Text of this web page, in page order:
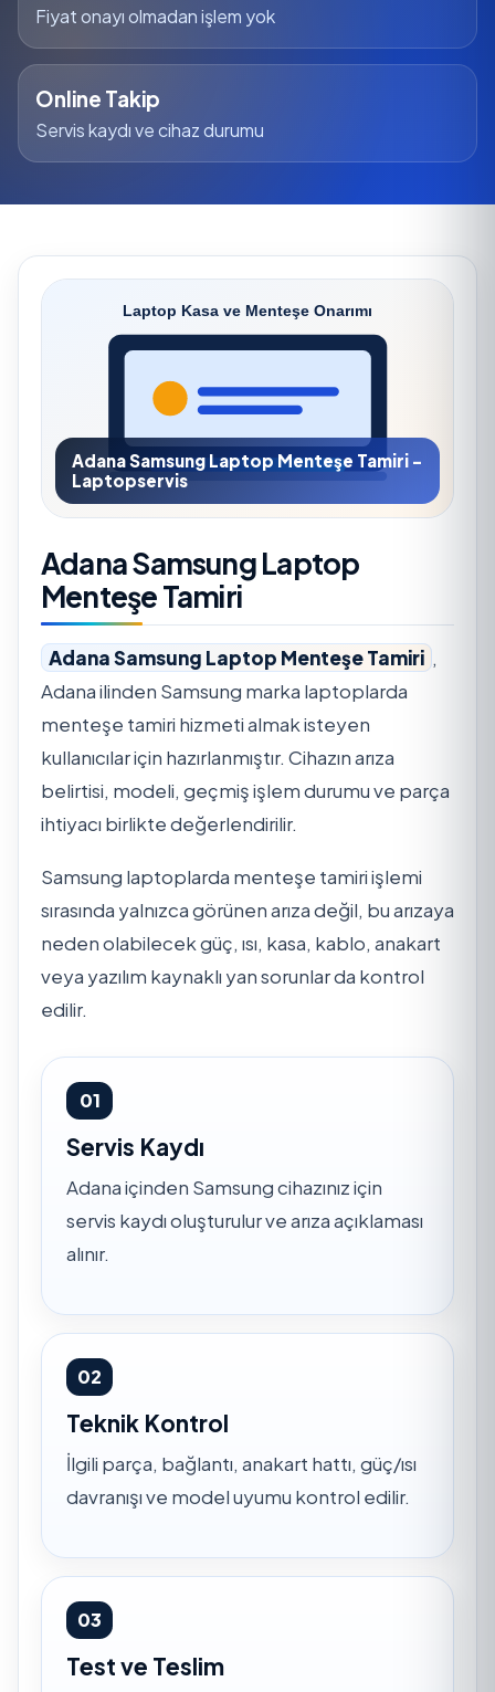
Fiyat onayı olmadan işlem yok
Online Takip
Servis kaydı ve cihaz durumu
Adana Samsung Laptop Menteşe Tamiri -
Laptopservis
Adana Samsung Laptop
Menteşe Tamiri
Adana Samsung Laptop Menteşe Tamiri ,
Adana ilinden Samsung marka laptoplarda
menteşe tamiri hizmeti almak isteyen
kullanıcılar için hazırlanmıştır. Cihazın arıza
belirtisi, modeli, geçmiş işlem durumu ve parça
ihtiyacı birlikte değerlendirilir.
Samsung laptoplarda menteşe tamiri işlemi
sırasında yalnızca görünen arıza değil, bu arızaya
neden olabilecek güç, ısı, kasa, kablo, anakart
veya yazılım kaynaklı yan sorunlar da kontrol
edilir.
01
Servis Kaydı
Adana içinden Samsung cihazınız için
servis kaydı oluşturulur ve arıza açıklaması
alınır.
02
Teknik Kontrol
İlgili parça, bağlantı, anakart hattı, güç/ısı
davranışı ve model uyumu kontrol edilir.
03
Test ve Teslim